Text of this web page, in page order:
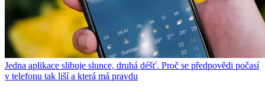
Jedna aplikace slibuje slunce, druhá déšť. Proč se předpovědi počasí
v telefonu tak liší a která má pravdu